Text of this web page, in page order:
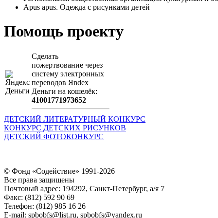
Apus apus. Одежда с рисунками детей
Помощь проекту
Сделать
пожертвование через
систeму элeктронных
пeрeводов Яndex
Деньги на кошeлёк:
41001771973652
ДЕТСКИЙ ЛИТЕРАТУРНЫЙ КОНКУРС
КОНКУРС ДЕТСКИХ РИСУНКОВ
ДЕТСКИЙ ФОТОКОНКУРС
© Фонд «Содействие» 1991-2026
Все права защищены
Почтовый адрес: 194292, Санкт-Петербург, а/я 7
Факс: (812) 592 90 69
Телефон: (812) 985 16 26
E-mail: spbobfs@list.ru, spbobfs@yandex.ru